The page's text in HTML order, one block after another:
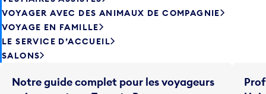
VOYAGE EN FAMILLE
LE SERVICE D’ACCUEIL
SALONS
qui passent par Toronto Pearson